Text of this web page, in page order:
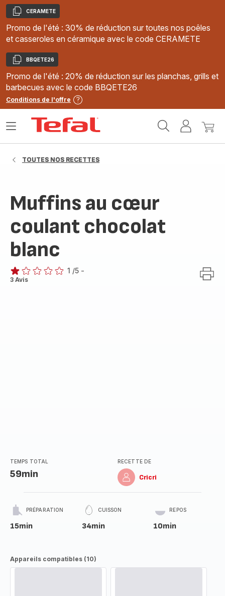
Copier
CERAMETE
Promo de l'été : 30% de réduction sur toutes nos poêles
et casseroles en céramique avec le code CERAMETE
Copier
BBQETE26
Promo de l'été : 20% de réduction sur les planchas, grills et
barbecues avec le code BBQETE26
Conditions de l'offre
MonMon
Ouvrir
TOUTES NOS RECETTES
Muffins au cœur
coulant chocolat
blanc
Avis
1 /5 -
3 Avis
TEMPS TOTAL
59min
RECETTE DE
Cricri
PRÉPARATION
15min
CUISSON
34min
REPOS
10min
Appareils compatibles (10)